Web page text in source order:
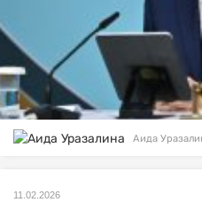
Аида
11.02.2026